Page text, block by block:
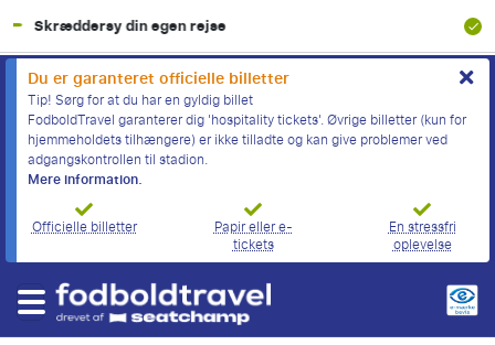
100% Økonomisk beskyttelse
Du er garanteret officielle billetter
Tip! Sørg for at du har en gyldig billet
FodboldTravel garanterer dig 'hospitality tickets'. Øvrige billetter (kun for
hjemmeholdets tilhængere) er ikke tilladte og kan give problemer ved
adgangskontrollen til stadion.
Mere information.
Officielle billetter
Papir eller e-
tickets
En stressfri
oplevelse